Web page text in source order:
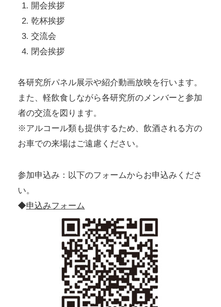
開会挨拶
乾杯挨拶
交流会
閉会挨拶
各研究所パネル展示や紹介動画放映を行います。
また、軽飲食しながら各研究所のメンバーと参加
者の交流を図ります。
※アルコール類も提供するため、飲酒される方の
お車での来場はご遠慮ください。
参加申込み：以下のフォームからお申込みくださ
い。
◆申込みフォーム